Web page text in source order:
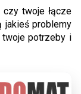
twoje łącze
jakieś problemy
twoje potrzeby i